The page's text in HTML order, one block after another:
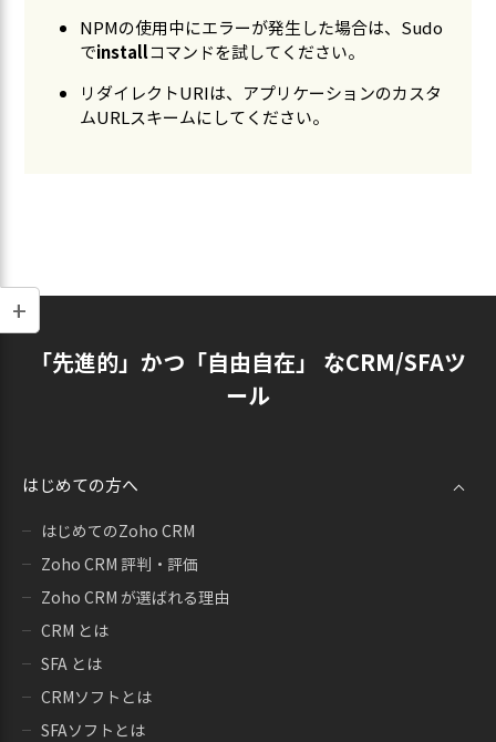
NPMの使用中にエラーが発生した場合は、Sudo
でinstallコマンドを試してください。
リダイレクトURIは、アプリケーションのカスタ
ムURLスキームにしてください。
「先進的」かつ「自由自在」 なCRM/SFAツ
ール
はじめての方へ
はじめてのZoho CRM
Zoho CRM 評判・評価
Zoho CRM が選ばれる理由
CRM とは
SFA とは
CRMソフトとは
SFAソフトとは